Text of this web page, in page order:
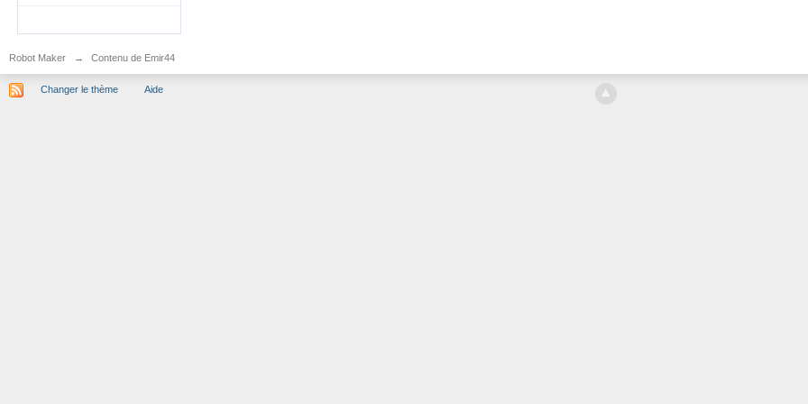
Robot Maker → Contenu de Emir44
Changer le thème Aide